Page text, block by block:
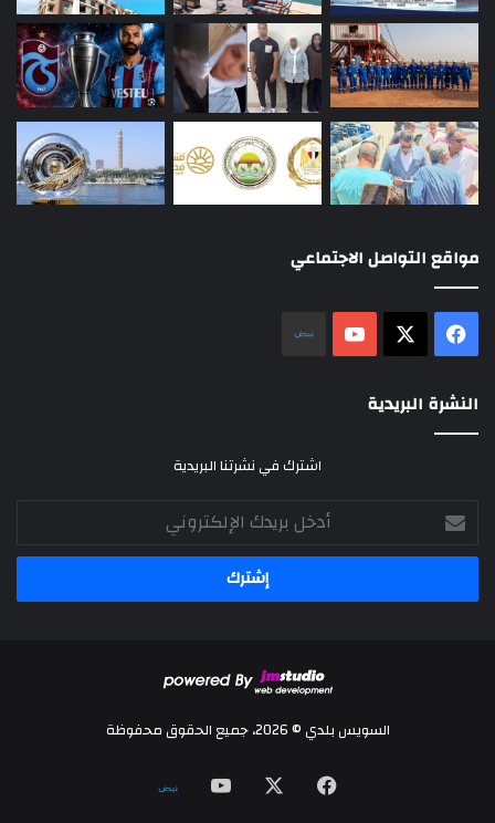
مواقع التواصل الاجتماعي
فيسبوك ‫YouTube
النشرة البريدية
اشترك في نشرتنا البريدية
أدخل
بريدك
الإلكتروني
السويس بلدي © 2026، جميع الحقوق محفوظة
فيسبوك ‫YouTube